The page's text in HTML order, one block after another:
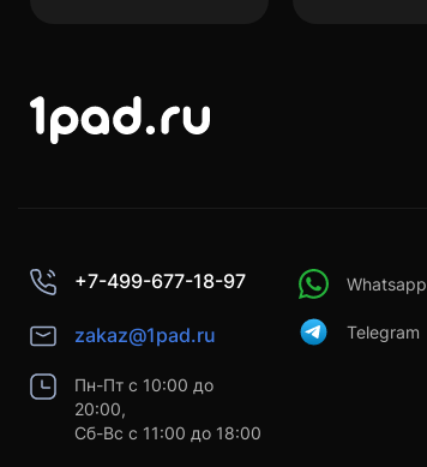
+7-499-677-18-97
zakaz@1pad.ru
Пн-Пт с 10:00 до
20:00,
Сб-Вс с 11:00 до 18:00
Whatsapp
Telegram